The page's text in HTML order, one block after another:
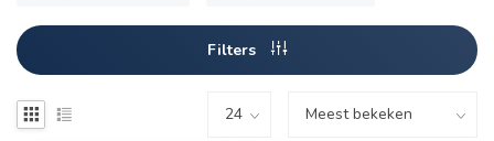
Filters